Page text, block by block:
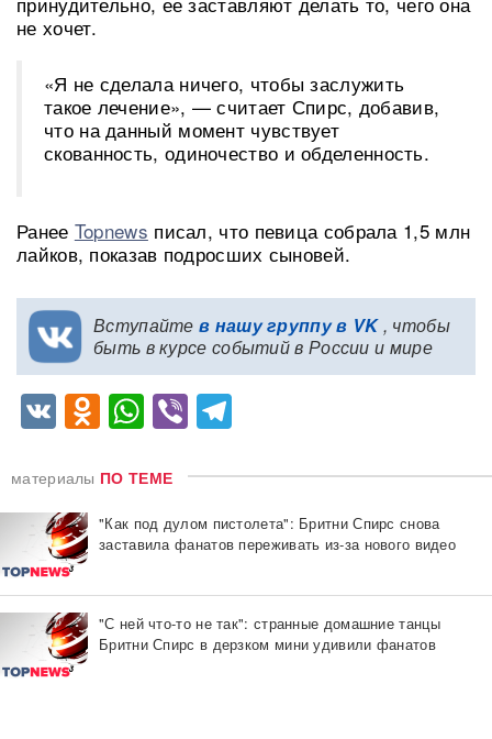
не хочет.
«Я не сделала ничего, чтобы заслужить
такое лечение», — считает Спирс, добавив,
что на данный момент чувствует
скованность, одиночество и обделенность.
Ранее Topnews писал, что певица собрала 1,5 млн
лайков, показав подросших сыновей.
Вступайте в нашу группу в VK, чтобы
быть в курсе событий в России и мире
VKOdnoklassniki
WhatsApp
Viber
материалы ПО ТЕМЕ
"Как под дулом пистолета": Бритни Спирс снова
заставила фанатов переживать из-за нового видео
"С ней что-то не так": странные домашние танцы
Бритни Спирс в дерзком мини удивили фанатов